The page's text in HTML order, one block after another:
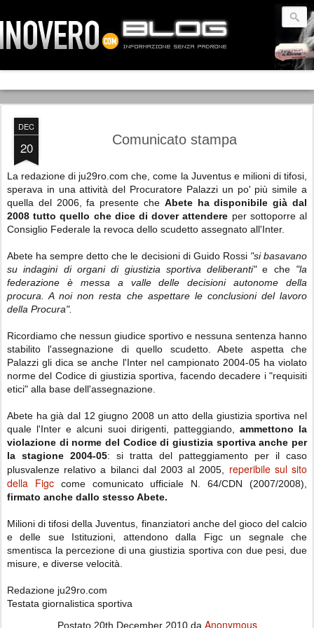
DEC
20 Comunicato stampa
La redazione di ju29ro.com che, come la Juventus e milioni di tifosi,
sperava in una attività del Procuratore Palazzi un po' più simile a
quella del 2006, fa presente che Abete ha disponibile già dal
2008 tutto quello che dice di dover attendere per sottoporre al
Consiglio Federale la revoca dello scudetto assegnato all'Inter.
Abete ha sempre detto che le decisioni di Guido Rossi "si basavano
su indagini di organi di giustizia sportiva deliberanti"e che "la
federazione è messa a valle delle decisioni autonome della
procura. A noi non resta che aspettare le conclusioni del lavoro
della Procura".
Ricordiamo che nessun giudice sportivo e nessuna sentenza hanno
stabilito l'assegnazione di quello scudetto. Abete aspetta che
Palazzi gli dica se anche l'Inter nel campionato 2004-05 ha violato
norme del Codice di giustizia sportiva, facendo decadere i "requisiti
etici" alla base dell'assegnazione.
Abete ha già dal 12 giugno 2008 un atto della giustizia sportiva nel
quale l'Inter e alcuni suoi dirigenti, patteggiando, ammettono la
violazione di norme del Codice di giustizia sportiva anche per
la stagione 2004-05: si tratta del patteggiamento per il caso
plusvalenze relativo a bilanci dal 2003 al 2005, reperibile sul sito
della Figccome comunicato ufficiale N. 64/CDN (2007/2008),
firmato anche dallo stesso Abete.
Milioni di tifosi della Juventus, finanziatori anche del gioco del calcio
e delle sue Istituzioni, attendono dalla Figc un segnale che
smentisca la percezione di una giustizia sportiva con due pesi, due
misure, e diverse velocità.
Redazione ju29ro.com
Testata giornalistica sportiva
Postato 20th December 2010da Anonymous